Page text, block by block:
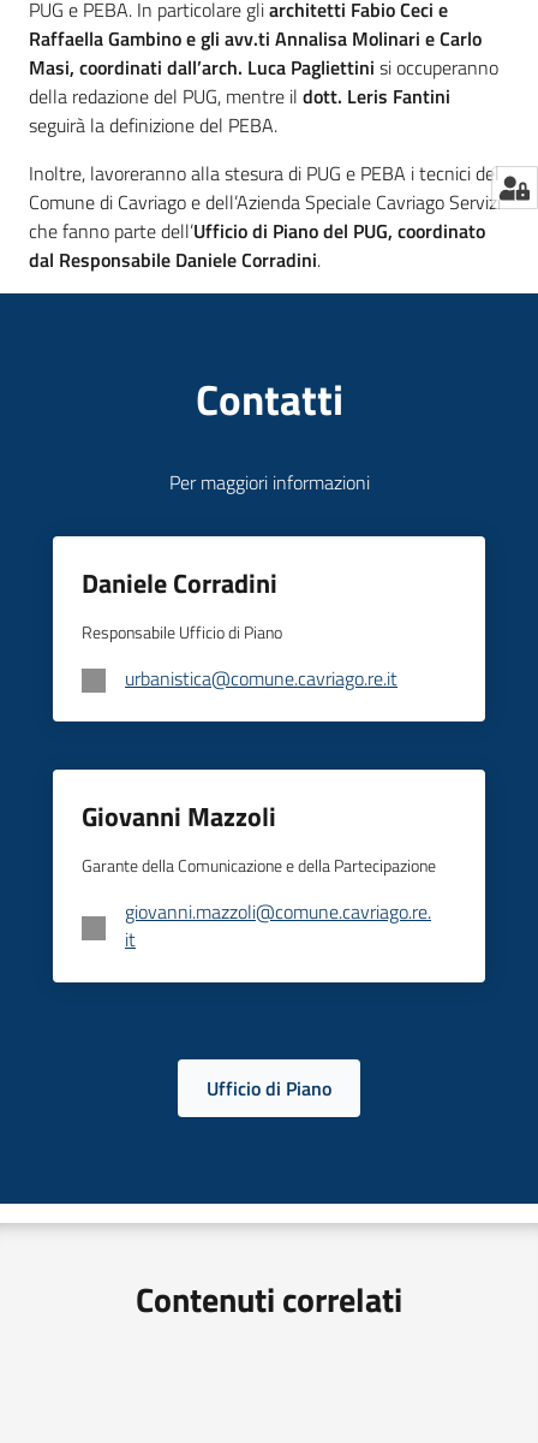
PUG e PEBA. In particolare gliarchitetti Fabio Ceci e
Raffaella Gambino e gli avv.ti Annalisa Molinari e Carlo
Masi, coordinati dall’arch. Luca Pagliettini si occuperanno
della redazione del PUG, mentre il dott. Leris Fantini
seguirà la definizione del PEBA.
Inoltre, lavoreranno alla stesura di PUG e PEBA i tecnici del
Comune di Cavriago e dell’Azienda Speciale Cavriago Servizi
che fanno parte dell’Ufficio di Piano del PUG, coordinato
dal Responsabile Daniele Corradini.
Contatti
Per maggiori informazioni
Daniele Corradini
Responsabile Ufficio di Piano
urbanistica@comune.cavriago.re.it
Giovanni Mazzoli
Garante della Comunicazione e della Partecipazione
giovanni.mazzoli@comune.cavriago.re.
it
Ufficio di Piano
Contenuti correlati